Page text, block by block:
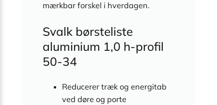
mærkbar forskel i hverdagen.
Svalk børsteliste
aluminium 1,0 h-profil
50-34
Reducerer træk og energitab
ved døre og porte